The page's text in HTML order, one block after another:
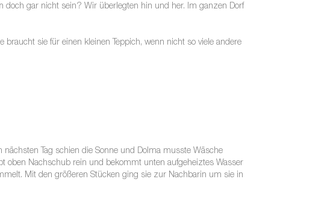
doch gar nicht sein? Wir überlegten hin und her. Im ganzen Dorf
sie für einen kleinen Teppich, wenn nicht so viele andere
Tag schien die Sonne und Dolma musste Wäsche
oben Nachschub rein und bekommt unten aufgeheiztes Wasser
Mit den größeren Stücken ging sie zur Nachbarin um sie in